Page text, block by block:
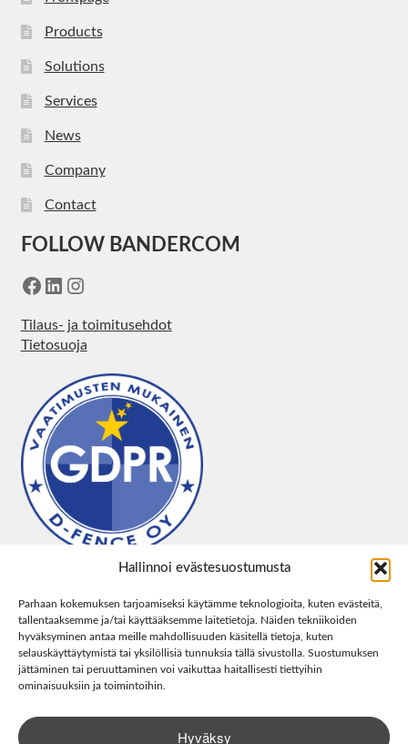
Hallinnoi evästesuostumusta
Parhaan kokemuksen tarjoamiseksi käytämme teknologioita, kuten evästeitä,
tallentaaksemme ja/tai käyttääksemme laitetietoja. Näiden tekniikoiden
hyväksyminen antaa meille mahdollisuuden käsitellä tietoja, kuten
selauskäyttäytymistä tai yksilöllisiä tunnuksia tällä sivustolla. Suostumuksen
jättäminen tai peruuttaminen voi vaikuttaa haitallisesti tiettyihin
ominaisuuksiin ja toimintoihin.
Hyväksy
Products
Solutions
Services
News
Company
Contact
FOLLOW BANDERCOM
Facebook
LinkedIn
Instagram
Tilaus- ja toimitusehdot
Tietosuoja